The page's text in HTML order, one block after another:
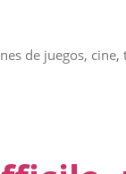
de juegos,